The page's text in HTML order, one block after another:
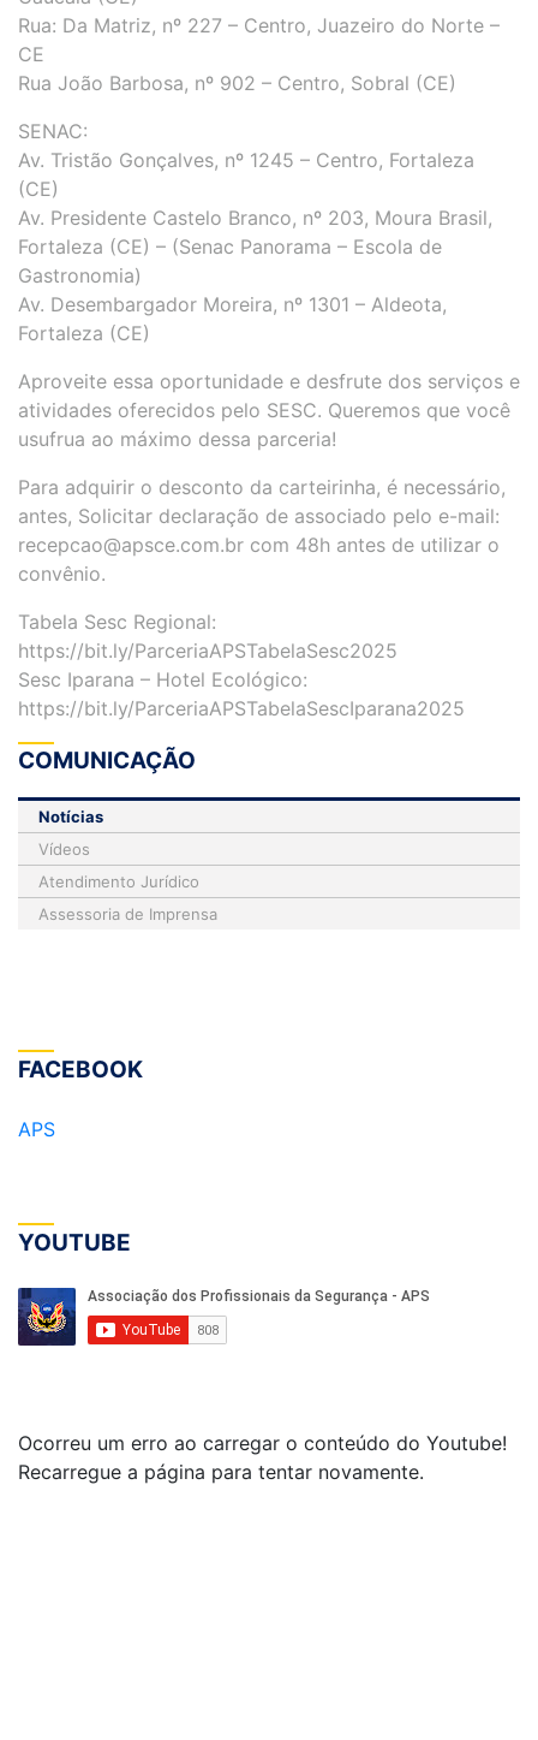
Rua: Da Matriz, nº 227 – Centro, Juazeiro do Norte –
CE
Rua João Barbosa, nº 902 – Centro, Sobral (CE)
SENAC:
Av. Tristão Gonçalves, nº 1245 – Centro, Fortaleza
(CE)
Av. Presidente Castelo Branco, nº 203, Moura Brasil,
Fortaleza (CE) – (Senac Panorama – Escola de
Gastronomia)
Av. Desembargador Moreira, nº 1301 – Aldeota,
Fortaleza (CE)
Aproveite essa oportunidade e desfrute dos serviços e
atividades oferecidos pelo SESC. Queremos que você
usufrua ao máximo dessa parceria!
Para adquirir o desconto da carteirinha, é necessário,
antes, Solicitar declaração de associado pelo e-mail:
recepcao@apsce.com.br com 48h antes de utilizar o
convênio.
Tabela Sesc Regional:
https://bit.ly/ParceriaAPSTabelaSesc2025
Sesc Iparana – Hotel Ecológico:
https://bit.ly/ParceriaAPSTabelaSescIparana2025
COMUNICAÇÃO
Notícias
Vídeos
Atendimento Jurídico
Assessoria de Imprensa
FACEBOOK
APS
YOUTUBE
Ocorreu um erro ao carregar o conteúdo do Youtube!
Recarregue a página para tentar novamente.